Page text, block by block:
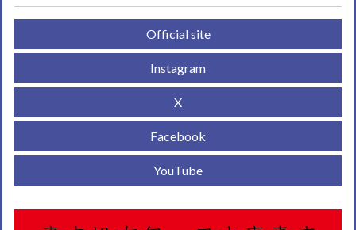
Official site
Instagram
X
Facebook
YouTube